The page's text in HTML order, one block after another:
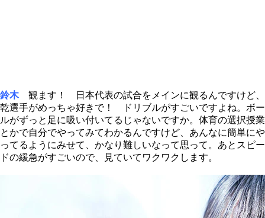
鈴木観ます！ 日本代表の試合をメインに観るんですけど、
乾選手がめっちゃ好きで！ ドリブルがすごいですよね。ボー
ルがずっと足に吸い付いてるじゃないですか。体育の選択授業
とかで自分でやってみてわかるんですけど、あんなに簡単にや
ってるようにみせて、かなり難しいなって思って。あとスピー
ドの緩急がすごいので、見ていてワクワクします。